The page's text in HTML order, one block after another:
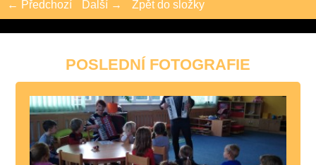
← Předchozí Další → Zpět do složky
POSLEDNÍ FOTOGRAFIE